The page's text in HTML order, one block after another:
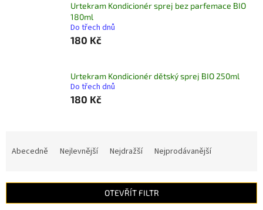
Urtekram Kondicionér sprej bez parfemace BIO
180ml
Do třech dnů
180 Kč
Urtekram Kondicionér dětský sprej BIO 250ml
Do třech dnů
180 Kč
í
Abecedně Nejlevnější Nejdražší Nejprodávanější
OTEVŘÍT FILTR